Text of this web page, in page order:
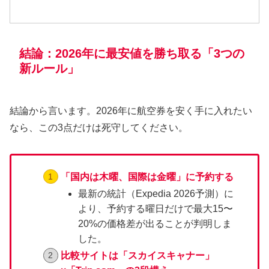
結論：2026年に最安値を勝ち取る「3つの
新ルール」
結論から言います。2026年に航空券を安く手に入れたい
なら、この3点だけは死守してください。
「国内は木曜、国際は金曜」に予約する
最新の統計（Expedia 2026予測）に
より、予約する曜日だけで最大15〜
20%の価格差が出ることが判明しま
した。
比較サイトは「スカイスキャナー」